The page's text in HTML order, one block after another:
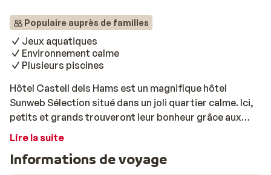
Populaire auprès de familles
Jeux aquatiques
Environnement calme
Plusieurs piscines
Hôtel Castell dels Hams est un magnifique hôtel
Sunweb Sélection situé dans un joli quartier calme. Ici,
petits et grands trouveront leur bonheur grâce aux
nombreuses installations: belles piscines, court de
activités ludiques et sportives seront proposées tout
Lire la suite
Informations de voyage